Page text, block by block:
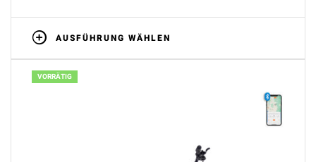
AUSFÜHRUNG WÄHLEN
VORRÄTIG